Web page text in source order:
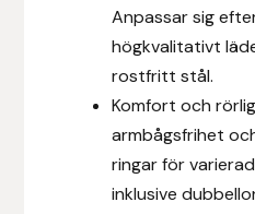
Anpassar sig
högkvalitativt
rostfritt stål.
Komfort och
armbågsfrihet
ringar för
inklusive
Fákur Rideudstyr